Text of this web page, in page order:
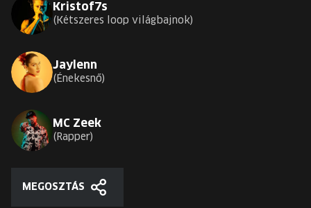
Kristof7s
Kétszeres loop világbajnok
Jaylenn
Énekesnő
MC Zeek
Rapper
MEGOSZTÁS